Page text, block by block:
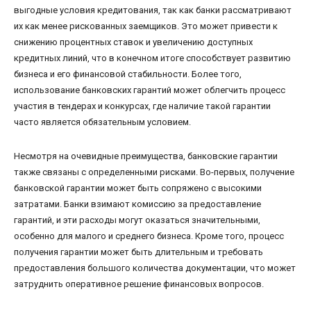
выгодные условия кредитования, так как банки рассматривают
их как менее рискованных заемщиков. Это может привести к
снижению процентных ставок и увеличению доступных
кредитных линий, что в конечном итоге способствует развитию
бизнеса и его финансовой стабильности. Более того,
использование банковских гарантий может облегчить процесс
участия в тендерах и конкурсах, где наличие такой гарантии
часто является обязательным условием.
Несмотря на очевидные преимущества, банковские гарантии
также связаны с определенными рисками. Во-первых, получение
банковской гарантии может быть сопряжено с высокими
затратами. Банки взимают комиссию за предоставление
гарантий, и эти расходы могут оказаться значительными,
особенно для малого и среднего бизнеса. Кроме того, процесс
получения гарантии может быть длительным и требовать
предоставления большого количества документации, что может
затруднить оперативное решение финансовых вопросов.